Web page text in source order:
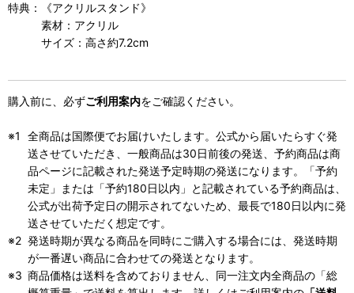
特典：《アクリルスタンド》
素材：アクリル
サイズ：高さ約7.2cm
購入前に、必ずご利用案内をご確認ください。
全商品は国際便でお届けいたします。公式から届いたらすぐ発
送させていただき、一般商品は30日前後の発送、予約商品は商
品ページに記載された発送予定時期の発送になります。「予約
未定」または「予約180日以内」と記載されている予約商品は、
公式が出荷予定日の開示されてないため、最長で180日以内に発
送させていただく想定です。
発送時期が異なる商品を同時にご購入する場合には、発送時期
が一番遅い商品に合わせての発送となります。
商品価格は送料を含めておりません、同一注文内全商品の「総